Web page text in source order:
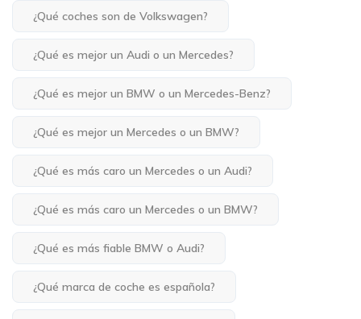
¿Qué coches son de Volkswagen?
¿Qué es mejor un Audi o un Mercedes?
¿Qué es mejor un BMW o un Mercedes-Benz?
¿Qué es mejor un Mercedes o un BMW?
¿Qué es más caro un Mercedes o un Audi?
¿Qué es más caro un Mercedes o un BMW?
¿Qué es más fiable BMW o Audi?
¿Qué marca de coche es española?